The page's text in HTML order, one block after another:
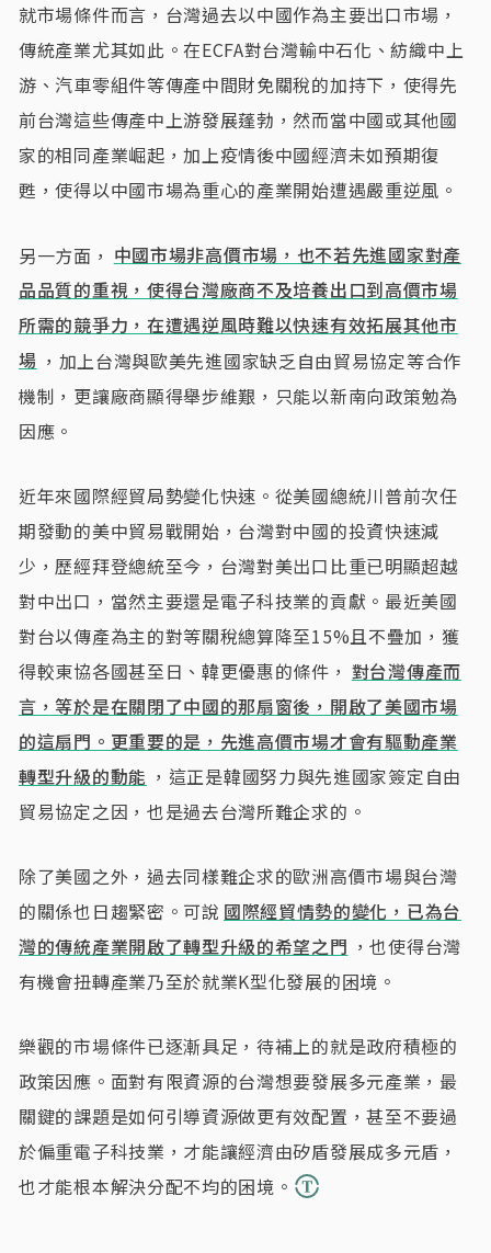
就市場條件而言，台灣過去以中國作為主要出口市場，
傳統產業尤其如此。在ECFA對台灣輸中石化、紡織中上
游、汽車零組件等傳產中間財免關稅的加持下，使得先
前台灣這些傳產中上游發展蓬勃，然而當中國或其他國
家的相同產業崛起，加上疫情後中國經濟未如預期復
甦，使得以中國市場為重心的產業開始遭遇嚴重逆風。
另一方面， 中國市場非高價市場，也不若先進國家對產
品品質的重視，使得台灣廠商不及培養出口到高價市場
所需的競爭力，在遭遇逆風時難以快速有效拓展其他市
場 ，加上台灣與歐美先進國家缺乏自由貿易協定等合作
機制，更讓廠商顯得舉步維艱，只能以新南向政策勉為
因應。
近年來國際經貿局勢變化快速。從美國總統川普前次任
期發動的美中貿易戰開始，台灣對中國的投資快速減
少，歷經拜登總統至今，台灣對美出口比重已明顯超越
對中出口，當然主要還是電子科技業的貢獻。最近美國
對台以傳產為主的對等關稅總算降至15%且不疊加，獲
得較東協各國甚至日、韓更優惠的條件， 對台灣傳產而
言，等於是在關閉了中國的那扇窗後，開啟了美國市場
的這扇門。更重要的是，先進高價市場才會有驅動產業
轉型升級的動能 ，這正是韓國努力與先進國家簽定自由
貿易協定之因，也是過去台灣所難企求的。
除了美國之外，過去同樣難企求的歐洲高價市場與台灣
的關係也日趨緊密。可說 國際經貿情勢的變化，已為台
灣的傳統產業開啟了轉型升級的希望之門 ，也使得台灣
有機會扭轉產業乃至於就業K型化發展的困境。
樂觀的市場條件已逐漸具足，待補上的就是政府積極的
政策因應。面對有限資源的台灣想要發展多元產業，最
關鍵的課題是如何引導資源做更有效配置，甚至不要過
於偏重電子科技業，才能讓經濟由矽盾發展成多元盾，
也才能根本解決分配不均的困境。